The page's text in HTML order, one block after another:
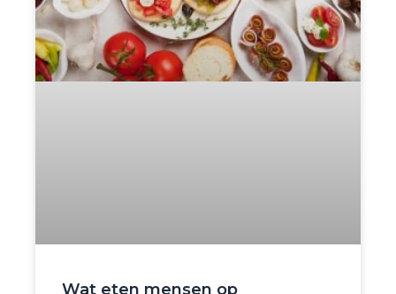
Wat eten mensen op